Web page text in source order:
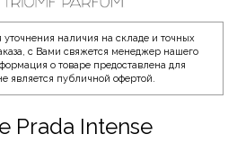
наличия на складе и точных
с Вами свяжется менеджер нашего
о товаре предоставлена для
является публичной офертой.
Prada Intense